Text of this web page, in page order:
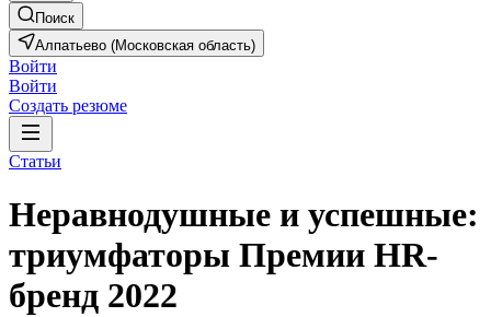
Поиск
Алпатьево (Московская область)
Войти
Войти
Создать резюме
Статьи
Неравнодушные и успешные:
триумфаторы Премии HR-
бренд 2022